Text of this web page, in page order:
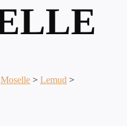
Moselle > Lemud >